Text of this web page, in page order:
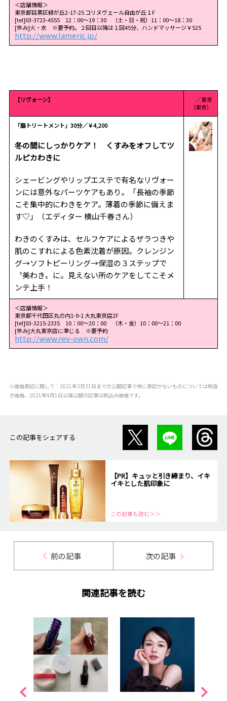
＜店舗情報＞
東京都目黒区緑が丘2-17-25 コリヌヴェール自由が丘１F
[tel]03-3723-4555 12：00～19：30 （土・日・祝）11：00〜18：30
[休み]火・水 ※要予約。２回目以降は１回45分、ハンドマッサージ￥525
http://www.lameric.jp/
【リヴォーン】
／東京
（東京）
「脇トリートメント」30分／￥4,200
冬の間にしっかりケア！ くすみをオフしてツ
ルピカわきに
シェービングやリップエステで有名なリヴォー
ンには意外なパーツケアもあり。「長袖の季節
こそ集中的にわきをケア。薄着の季節に備えま
す♡」（エディター 横山千春さん）
わきのくすみは、セルフケアによるザラつきや
肌のこすれによる色素沈着が原因。クレンジン
グ→ソフトピーリング→保湿の３ステップで
〝美わき〟に。見えない所のケアをしてこそメ
ンテ上手！
＜店舗情報＞
東京都千代田区丸の内1-9-1 大丸東京店2F
[tel]03-3215-2335 10：00～20：00 （木・金）10：00～21：00
[休み]大丸東京店に準じる ※要予約
http://www.rev-own.com/
※価格表記に関して：2021年3月31日までの公開記事で特に表記がないものについては税抜
き価格、2021年4月1日以降公開の記事は税込み価格です。
この記事をシェアする
【PR】キュッと引き締まり、イキ
イキとした肌印象に
この記事も読む＞＞
前の記事 次の記事
関連記事を読む